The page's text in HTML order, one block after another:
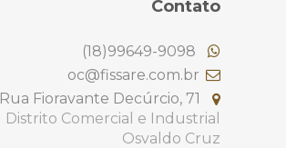
Contato
(18)99649-9098
oc@fissare.com.br
Rua Fioravante Decúrcio, 71
Distrito Comercial e Industrial
Osvaldo Cruz